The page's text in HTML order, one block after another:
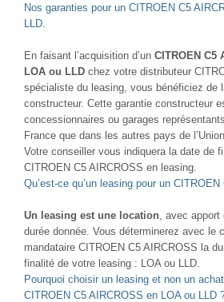
Nos garanties pour un CITROEN C5
LLD.
En faisant l’acquisition d’un CITROEN C5
LOA ou LLD chez votre distributeur
spécialiste du leasing, vous bénéficiez de
constructeur. Cette garantie constructeur
concessionnaires ou garages
France que dans les autres pays de
Votre conseiller vous indiquera la date de
CITROEN C5 AIRCROSS en leasing.
Qu’est-ce qu’un leasing pour un
Un leasing est une location , avec
durée donnée. Vous déterminerez avec le
mandataire CITROEN C5 AIRCROSS la
finalité de votre leasing : LOA ou LLD.
Pourquoi choisir un leasing et non un
CITROEN C5 AIRCROSS en LOA ou LLD